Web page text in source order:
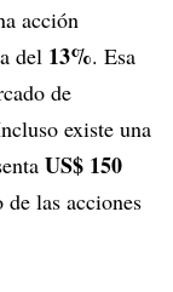
acción
del 13%. Esa
de
existe una
US$ 150
las acciones